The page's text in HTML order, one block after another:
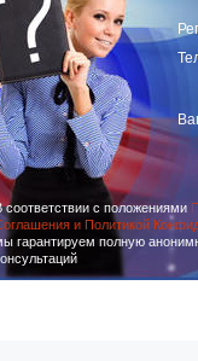
соответствии с положениями
и Политикой
гарантируем полную